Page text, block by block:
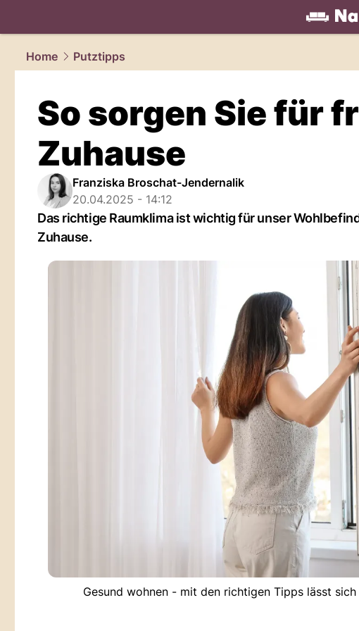
living.NAU.ch
Home
Putztipps
So sorgen Sie für
Zuhause
Franziska Broschat-Jendernalik
20.04.2025 - 14:12
Das richtige Raumklima ist wichtig für unser
Zuhause.
Gesund wohnen - mit den richtigen Tipps lässt